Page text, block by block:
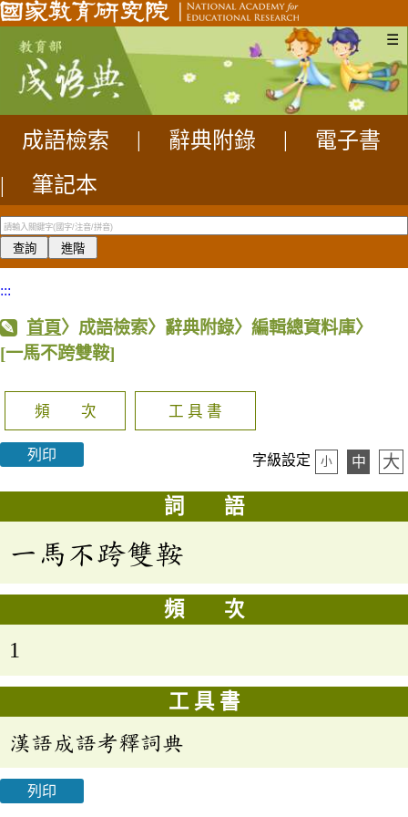
☰
成語檢索 辭典附錄
電子書
|
筆記本
:::
首頁〉成語檢索〉辭典附錄〉編輯總資料庫〉
[一馬不跨雙鞍]
頻 次 工 具 書
列印 字級設定 小 中 大
詞 語
一馬不跨雙鞍
頻 次
1
工 具 書
漢語成語考釋詞典
列印